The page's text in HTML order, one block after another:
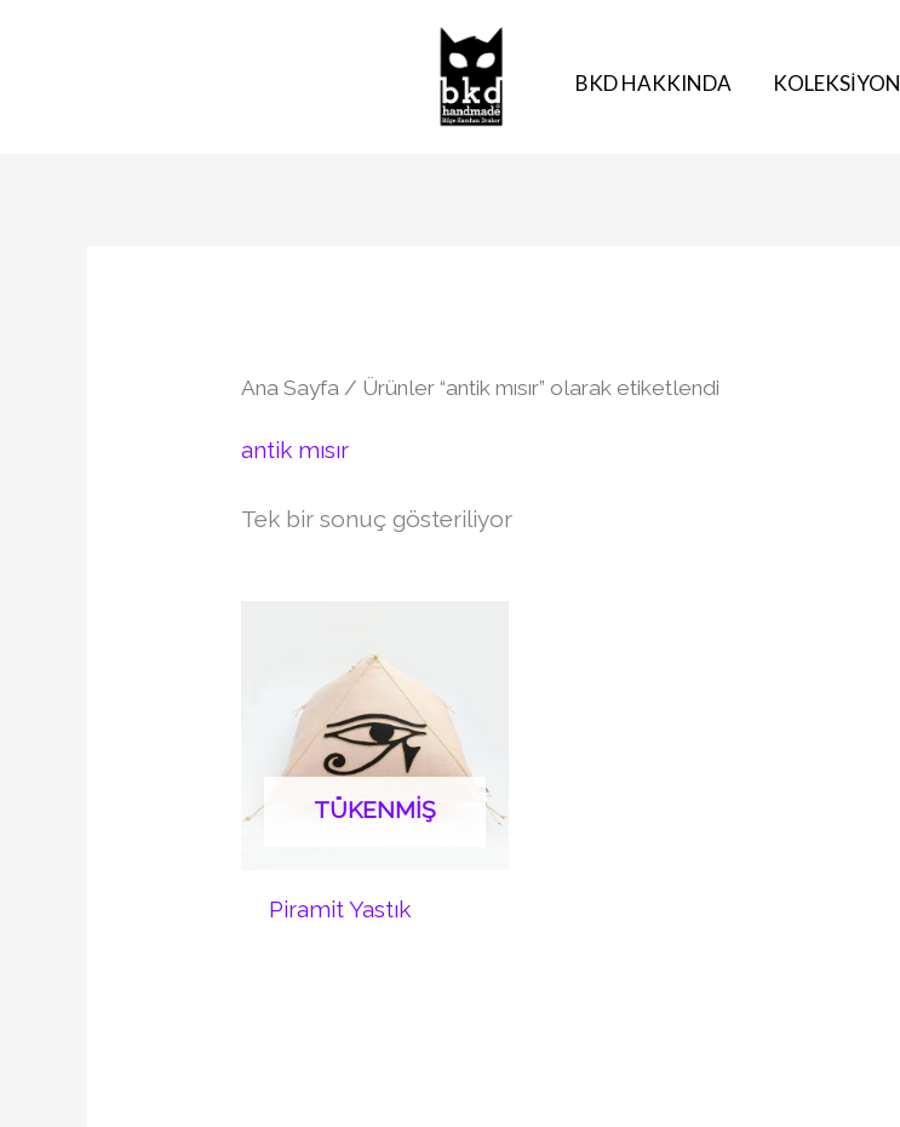
BKD HAKKINDA KOLEKSIYON
Ana Sayfa/ Ürünler “antik mısır” olarak etiketlendi
antik mısır
Tek bir sonuç gösteriliyor
TÜKENMIŞ
Piramit Yastık